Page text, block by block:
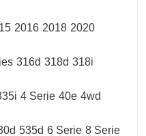
2016 2018 2020
316d 318d 318i
4 Serie 40e 4wd
535d 6 Serie 8 Serie